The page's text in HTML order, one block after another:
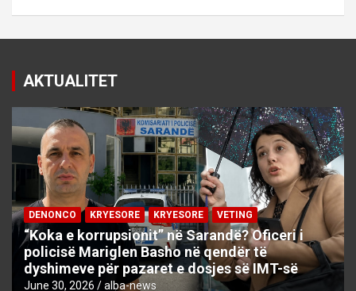
AKTUALITET
DENONCO KRYESORE KRYESORE VETING
“Koka e korrupsionit” në Sarandë? Oficeri i
policisë Mariglen Basho në qendër të
dyshimeve për pazaret e dosjes së IMT-së
June 30, 2026 alba-news